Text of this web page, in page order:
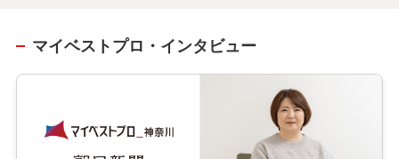
マイベストプロ・インタビュー